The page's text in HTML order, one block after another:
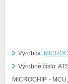
Výrobca:
Výrobné číslo:
MICROCHIP -